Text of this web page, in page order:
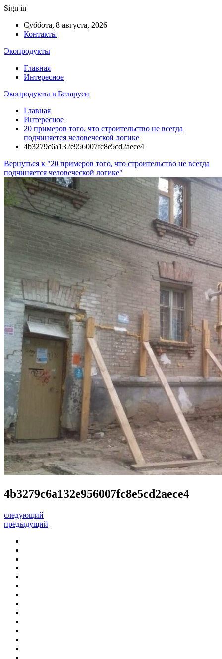
Sign in
Суббота, 8 августа, 2026
Контакты
Экопродукты
Главная
Интересное
Экопродукты в Беларуси
Главная
Интересное
20 примеров того, что строительство не всегда
подчиняется человеческой логике
4b3279c6a132e956007fc8e5cd2aece4
Вернуться к "20 примеров того, что строительство не всегда
подчиняется человеческой логике"
4b3279c6a132e956007fc8e5cd2aece4
следующий
предыдущий